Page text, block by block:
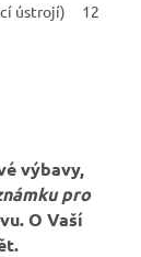
ústrojí) 12
výbavy,
pro
O Vaší